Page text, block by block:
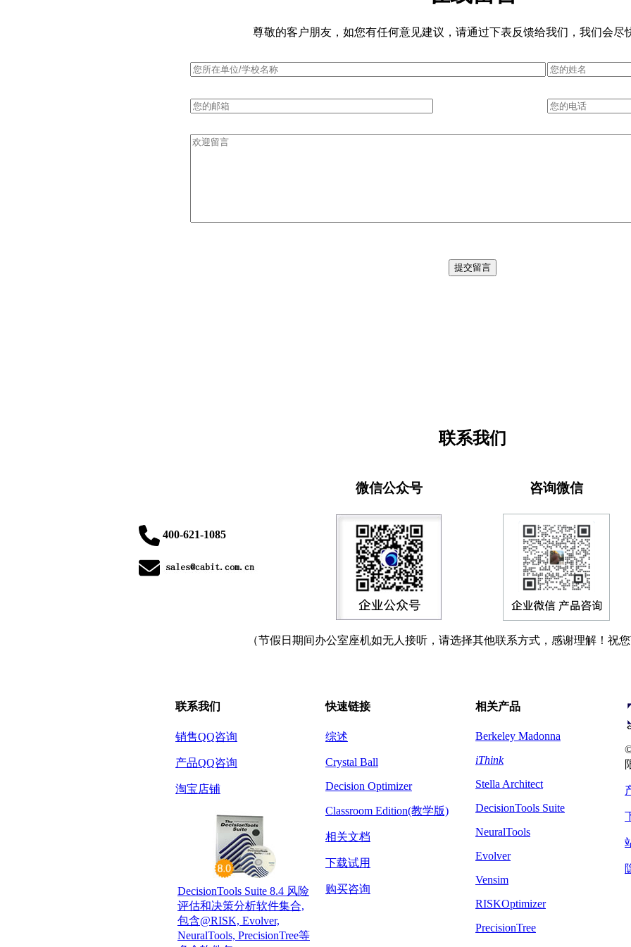
尊敬的客户朋友，如您有任何意见建议，请通过下表反馈给我们，我们会尽
联系我们
微信公众号 咨询微信
400-621-1085
（节假日期间办公室座机如无人接听，请选择其他联系方式，感谢理解！祝
联系我们 快速链接 相关产品
销售QQ咨询
产品QQ咨询
淘宝店铺
DecisionTools Suite 8.4 风险
评估和决策分析软件集合,
包含@RISK, Evolver,
NeuralTools, PrecisionTree等
综述
Crystal Ball
Decision Optimizer
Classroom Edition(教学版)
相关文档
下载试用
购买咨询
Berkeley Madonna
iThink
Stella Architect
DecisionTools Suite
NeuralTools
Evolver
Vensim
RISKOptimizer
PrecisionTree